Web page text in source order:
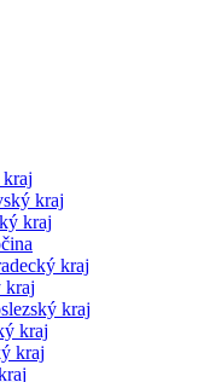
kraj
kraj
kraj
kraj
kraj
kraj
kraj
kraj